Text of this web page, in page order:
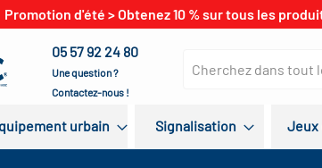
Promotion d'été > Obtenez 10 % sur tous les
05 57 92 24 80
Une question ?
Contactez-nous !
urbain Signalisation Jeux